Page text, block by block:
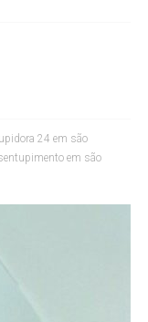
24 em são
em são